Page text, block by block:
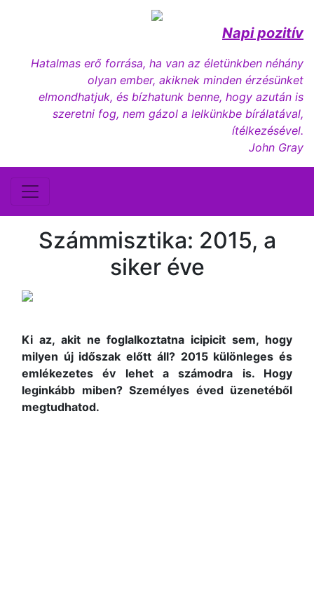
Napi pozitív
Hatalmas erő forrása, ha van az életünkben néhány
olyan ember, akiknek minden érzésünket
elmondhatjuk, és bízhatunk benne, hogy azután is
szeretni fog, nem gázol a lelkünkbe bírálatával,
ítélkezésével.
John Gray
Számmisztika: 2015, a
siker éve
Ki az, akit ne foglalkoztatna icipicit sem, hogy
milyen új időszak előtt áll? 2015 különleges és
emlékezetes év lehet a számodra is. Hogy
leginkább miben? Személyes éved üzenetéből
megtudhatod.